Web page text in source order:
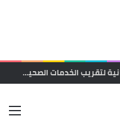
الرشيدية.. انطلاق قافلة طبية مجانية لتقريب الخدمات الصحية من ساكنة تنجداد وفركلة العليا